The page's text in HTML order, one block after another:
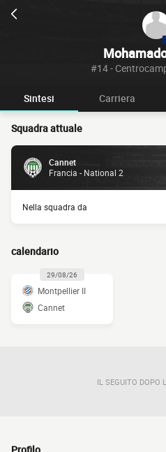
#14 -
Sintesi Carriera
Squadra attuale
Cannet
Francia - National 2
Nella squadra da
calendario
29/08/26
Montpellier II
Cannet
IL SEGUITO DOPO